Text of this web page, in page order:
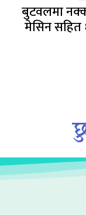
बुटवलमा
मेसिन सहित